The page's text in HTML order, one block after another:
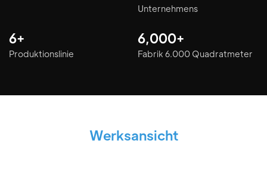
Unternehmens
6+
Produktionslinie
6,000+
Fabrik 6.000 Quadratmeter
Werksansicht